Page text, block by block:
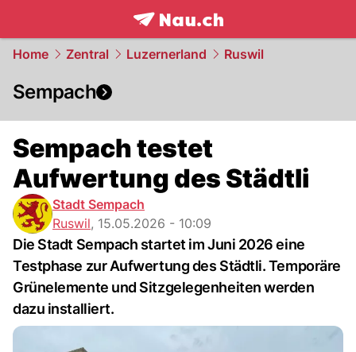
frontpage.NAU.ch
Home Zentral Luzernerland Ruswil
Sempach
Sempach testet
Aufwertung des Städtli
Stadt Sempach
Ruswil, 15.05.2026 - 10:09
Die Stadt Sempach startet im Juni 2026 eine
Testphase zur Aufwertung des Städtli. Temporäre
Grünelemente und Sitzgelegenheiten werden
dazu installiert.